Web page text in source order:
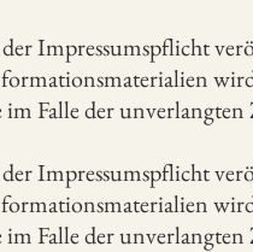
Impressumspflicht
Falle der
Impressumspflicht
Falle der